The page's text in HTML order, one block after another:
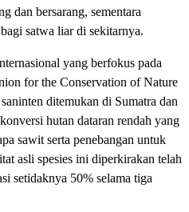
dan bersarang, sementara
satwa liar di sekitarnya.
yang berfokus pada
for the Conservation of Nature
ditemukan di Sumatra dan
hutan dataran rendah yang
sawit serta penebangan untuk
asli spesies ini diperkirakan telah
setidaknya 50% selama tiga